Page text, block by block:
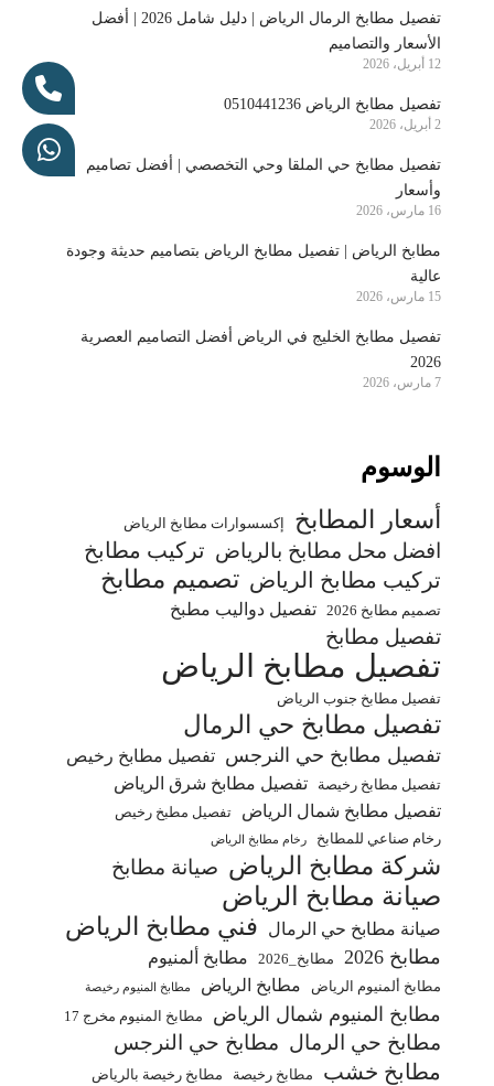
تفصيل مطابخ الرمال الرياض | دليل شامل 2026 | أفضل
الأسعار والتصاميم
12 أبريل، 2026
تفصيل مطابخ الرياض 0510441236
2 أبريل، 2026
تفصيل مطابخ حي الملقا وحي التخصصي | أفضل تصاميم
وأسعار
16 مارس، 2026
مطابخ الرياض | تفصيل مطابخ الرياض بتصاميم حديثة وجودة
عالية
15 مارس، 2026
تفصيل مطابخ الخليج في الرياض أفضل التصاميم العصرية
2026
7 مارس، 2026
الوسوم
أسعار المطابخ إكسسوارات مطابخ الرياض
افضل محل مطابخ بالرياض تركيب مطابخ
تركيب مطابخ الرياض تصميم مطابخ
تصميم مطابخ 2026 تفصيل دواليب مطبخ
تفصيل مطابخ
تفصيل مطابخ الرياض
تفصيل مطابخ جنوب الرياض
تفصيل مطابخ حي الرمال
تفصيل مطابخ حي النرجس تفصيل مطابخ رخيص
تفصيل مطابخ رخيصة
تفصيل مطابخ شرق الرياض
تفصيل مطابخ شمال الرياض
تفصيل مطبخ رخيص
رخام صناعي للمطابخ
رخام مطابخ الرياض
شركة مطابخ الرياض صيانة مطابخ
صيانة مطابخ الرياض
صيانة مطابخ حي الرمال فني مطابخ الرياض
مطابخ 2026 مطابخ_2026 مطابخ ألمنيوم
مطابخ ألمنيوم الرياض مطابخ الرياض مطابخ المنيوم رخيصة
مطابخ المنيوم شمال الرياض مطابخ المنيوم مخرج 17
مطابخ حي الرمال مطابخ حي النرجس
مطابخ خشب مطابخ رخيصة مطابخ رخيصة بالرياض